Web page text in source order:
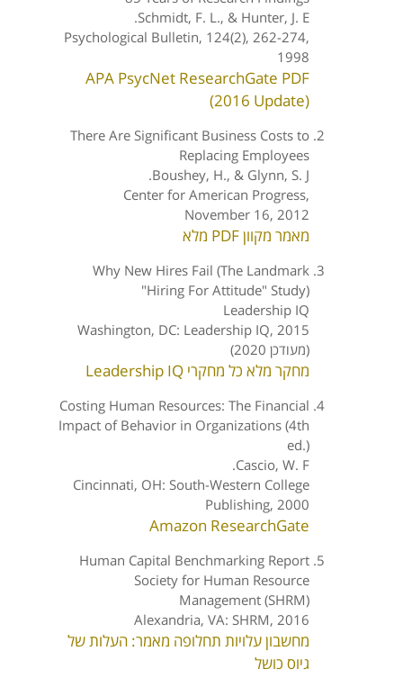
Schmidt, F. L., & Hunter, J. E.
Psychological Bulletin, 124(2), 262-274,
1998
APA PsycNet ResearchGate PDF
(2016 Update)
There Are Significant Business Costs to
Replacing Employees
Boushey, H., & Glynn, S. J.
Center for American Progress,
November 16, 2012
מאמר מקווןPDF מלא
Why New Hires Fail (The Landmark
"Hiring For Attitude" Study)
Leadership IQ
Washington, DC: Leadership IQ, 2015
(מעודכן 2020)
מחקר מלא כל מחקרי Leadership IQ
Costing Human Resources: The Financial
Impact of Behavior in Organizations (4th
ed.)
Cascio, W. F.
Cincinnati, OH: South-Western College
Publishing, 2000
Amazon ResearchGate
Human Capital Benchmarking Report
Society for Human Resource
Management (SHRM)
Alexandria, VA: SHRM, 2016
מחשבון עלויות תחלופה מאמר: העלות של
גיוס כושל